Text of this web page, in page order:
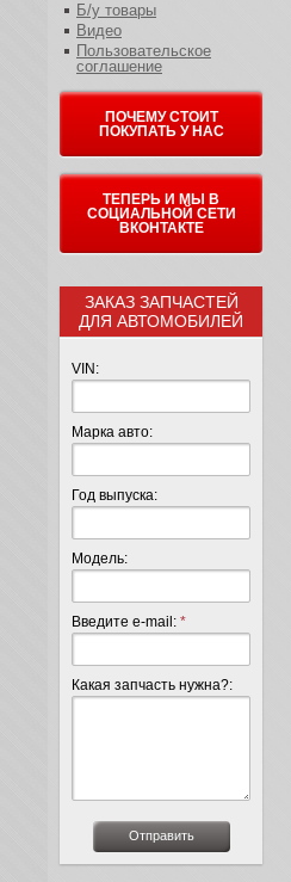
Б/у товары
Видео
Пользовательское
соглашение
ПОЧЕМУ СТОИТ
ПОКУПАТЬ У НАС
ТЕПЕРЬ И МЫ В
СОЦИАЛЬНОЙ СЕТИ
ВКОНТАКТЕ
ЗАКАЗ ЗАПЧАСТЕЙ
ДЛЯ АВТОМОБИЛЕЙ
VIN:
Марка авто:
Год выпуска:
Модель:
Введите e-mail: *
Какая запчасть нужна?: